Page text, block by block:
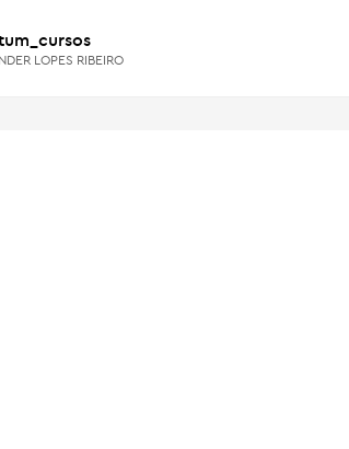
LOPES RIBEIRO
LOPES RIBEIRO